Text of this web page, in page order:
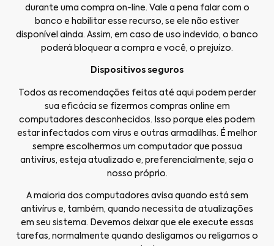
durante uma compra on-line. Vale a pena falar com o
banco e habilitar esse recurso, se ele não estiver
disponível ainda. Assim, em caso de uso indevido, o banco
poderá bloquear a compra e você, o prejuízo.
Dispositivos seguros
Todos as recomendações feitas até aqui podem perder
sua eficácia se fizermos compras online em
computadores desconhecidos. Isso porque eles podem
estar infectados com vírus e outras armadilhas. É melhor
sempre escolhermos um computador que possua
antivírus, esteja atualizado e, preferencialmente, seja o
nosso próprio.
A maioria dos computadores avisa quando está sem
antivírus e, também, quando necessita de atualizações
em seu sistema. Devemos deixar que ele execute essas
tarefas, normalmente quando desligamos ou religamos o